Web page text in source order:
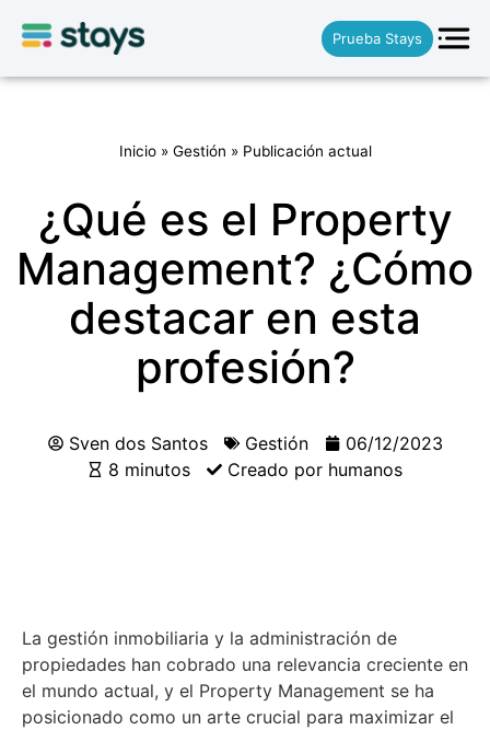
Prueba Stays
Inicio» Gestión » Publicación actual
¿Qué es el Property
Management? ¿Cómo
destacar en esta
profesión?
Sven dos Santos Gestión
06/12/2023
8 minutos
Creado por humanos
La gestión inmobiliaria y la administración de
propiedades han cobrado una relevancia creciente en
el mundo actual, y el Property Management se ha
posicionado como un arte crucial para maximizar el